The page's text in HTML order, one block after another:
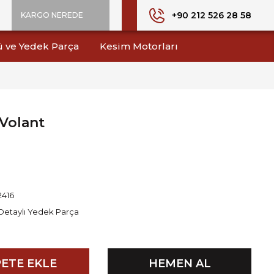
KARGO NEREDE +90 212 526 28 58
ve Yedek Parça Kesim Motorları
Yedek Parça
EKLE HEMEN AL